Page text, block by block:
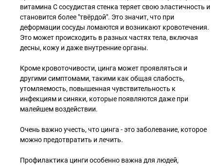
витамина С сосудистая стенка теряет свою эластичность и
становится более "твёрдой". Это значит, что при
деформации сосуды ломаются и возникают кровотечения.
Это может происходить в разных частях тела, включая
десны, кожу и даже внутренние органы.
Кроме кровоточивости, цинга может проявляться и
другими симптомами, такими как общая слабость,
утомляемость, повышенная чувствительность к
инфекциям и синяки, которые появляются даже при
малейшем воздействии.
Очень важно учесть, что цинга - это заболевание, которое
можно предотвратить и лечить.
Профилактика цинги особенно важна для людей,